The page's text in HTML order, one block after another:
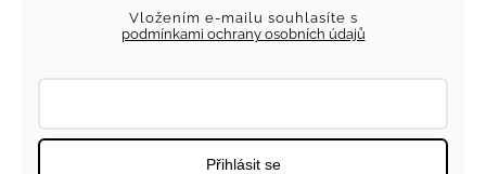
Vložením e-mailu souhlasíte s
podmínkami ochrany osobních údajů
Přihlásit se